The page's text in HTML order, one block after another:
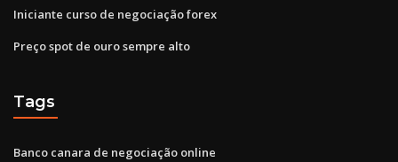
Iniciante curso de negociação forex
Preço spot de ouro sempre alto
Tags
Banco canara de negociação online